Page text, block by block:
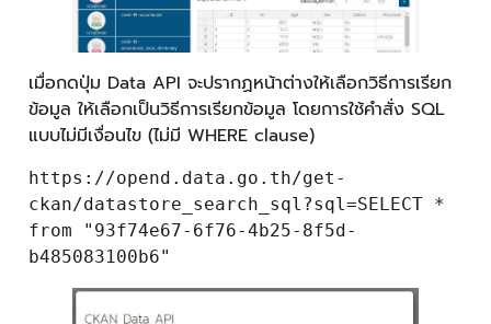
เมื่อกดปุ่ม Data API จะปรากฏหน้าต่างให้เลือกวิธีการเรียก
ข้อมูล ให้เลือกเป็นวิธีการเรียกข้อมูล โดยการใช้คำสั่ง SQL
แบบไม่มีเงื่อนไข (ไม่มี WHERE clause)
https://opend.data.go.th/get-
ckan/datastore_search_sql?sql=SELECT *
from "93f74e67-6f76-4b25-8f5d-
b485083100b6"